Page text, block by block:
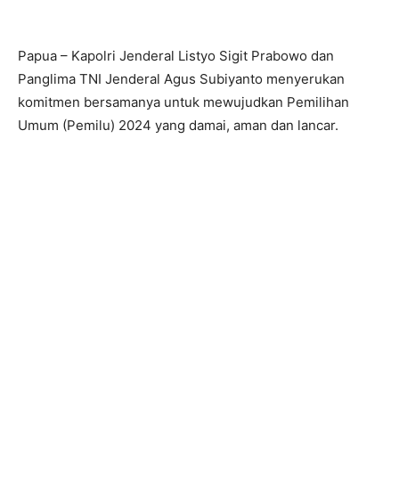
Papua – Kapolri Jenderal Listyo Sigit Prabowo dan
Panglima TNI Jenderal Agus Subiyanto menyerukan
komitmen bersamanya untuk mewujudkan Pemilihan
Umum (Pemilu) 2024 yang damai, aman dan lancar.